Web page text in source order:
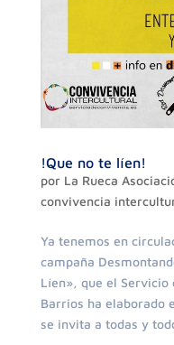
!Que no te líen!
por La Rueca
convivencia
Ya tenemos en
campaña
Líen», que el
Barrios ha elaborado
se invita a todas y